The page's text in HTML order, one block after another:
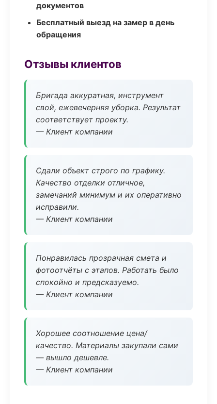
документов
Бесплатный выезд на замер в день
обращения
Отзывы клиентов
Бригада аккуратная, инструмент
свой, ежевечерняя уборка. Результат
соответствует проекту.
— Клиент компании
Сдали объект строго по графику.
Качество отделки отличное,
замечаний минимум и их оперативно
исправили.
— Клиент компании
Понравилась прозрачная смета и
фотоотчёты с этапов. Работать было
спокойно и предсказуемо.
— Клиент компании
Хорошее соотношение цена/
качество. Материалы закупали сами
— вышло дешевле.
— Клиент компании